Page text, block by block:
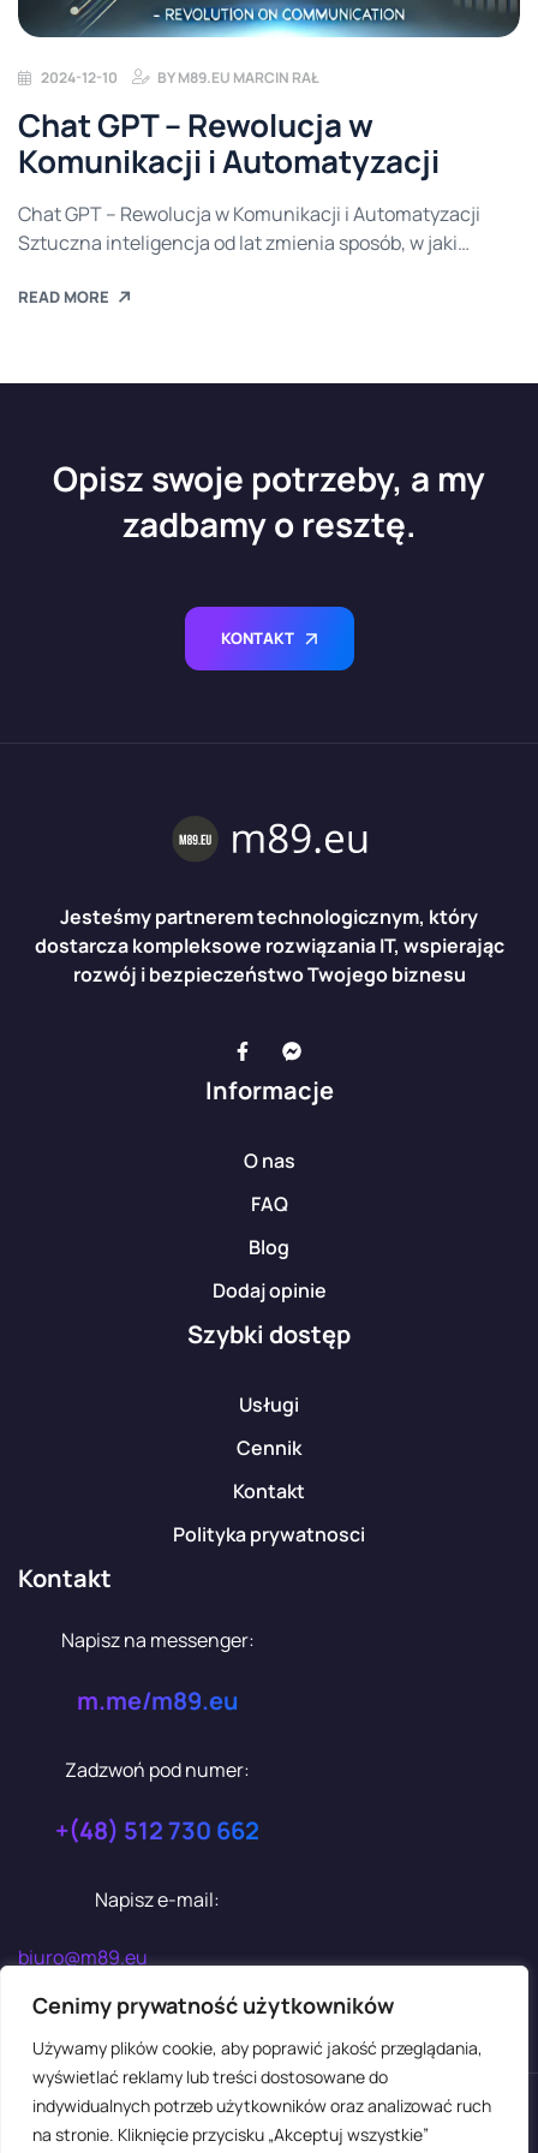
Cenimy prywatność użytkowników
Używamy plików cookie, aby poprawić jakość przeglądania,
wyświetlać reklamy lub treści dostosowane do
indywidualnych potrzeb użytkowników oraz analizować ruch
na stronie. Kliknięcie przycisku „Akceptuj wszystkie”
2024-12-10 BYM89.EU MARCIN RAŁ
Chat GPT – Rewolucja w
Komunikacji i Automatyzacji
Chat GPT – Rewolucja w Komunikacji i Automatyzacji
Sztuczna inteligencja od lat zmienia sposób, w jaki
najciekawszych przykładów jej zastosowania jest Chat
niezwykle wysokim poziomie. Jak działa i dlaczego jest tak
READ MORE
Opisz swoje potrzeby, a my
zadbamy o resztę.
KONTAKT
Jesteśmy partnerem technologicznym, który
dostarcza kompleksowe rozwiązania IT, wspierając
rozwój i bezpieczeństwo Twojego biznesu
Informacje
O nas
FAQ
Blog
Dodaj opinie
Szybki dostęp
Usługi
Cennik
Kontakt
Polityka prywatnosci
Kontakt
Napisz na messenger:
m.me/m89.eu
Zadzwoń pod numer:
+(48) 512 730 662
Napisz e-mail:
biuro@m89.eu
2025 – m89.eu Marcin Rał.